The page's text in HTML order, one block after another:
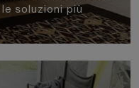
soluzioni più